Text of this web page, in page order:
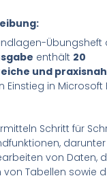
Übungsheft
enthält 20
und
Einstieg in Microsoft
Schritt für
von Daten,
Tabellen sowie